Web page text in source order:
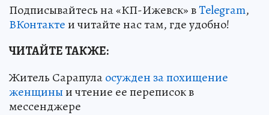
Подписывайтесь на «КП-Ижевск» вTelegram,
ВКонтактеи читайте нас там, где удобно!
ЧИТАЙТЕ ТАКЖЕ:
Житель Сарапулаосужден за похищение
женщиныи чтение ее переписок в
мессенджере